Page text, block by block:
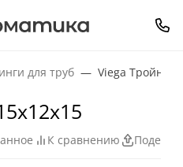
для труб Viega Тройник
К сравнению